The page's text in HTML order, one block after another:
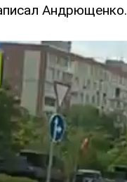
Андрющенко.